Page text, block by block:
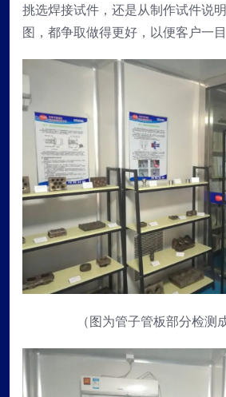
挑选焊接试件，还是从制作试件说
图，都争取做得更好，以便客户一目
（图为管子管板部分检测